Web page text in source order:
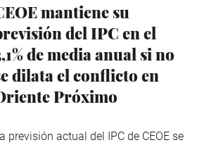
mantiene su
del IPC en el
de media anual si no
dilata el conflicto en
Próximo
previsión actual del IPC de CEOE se